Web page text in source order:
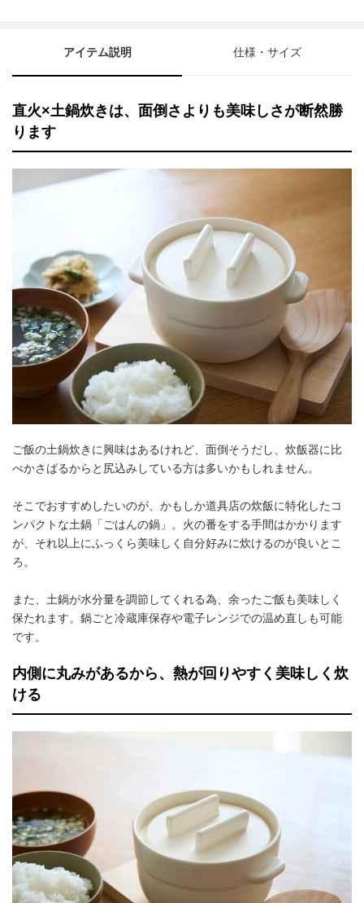
アイテム説明 仕様・サイズ
直火×土鍋炊きは、面倒さよりも美味しさが断然勝
ります
ご飯の土鍋炊きに興味はあるけれど、面倒そうだし、炊飯器に比
べかさばるからと尻込みしている方は多いかもしれません。
そこでおすすめしたいのが、かもしか道具店の炊飯に特化したコ
ンパクトな土鍋「ごはんの鍋」。火の番をする手間はかかります
が、それ以上にふっくら美味しく自分好みに炊けるのが良いとこ
ろ。
また、土鍋が水分量を調節してくれる為、余ったご飯も美味しく
保たれます。鍋ごと冷蔵庫保存や電子レンジでの温め直しも可能
です。
内側に丸みがあるから、熱が回りやすく美味しく炊
ける